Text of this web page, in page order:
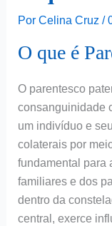
Por Celina Cruz /
O que é
O parentesco
consanguinidade
um indivíduo e
colaterais por
fundamental para
familiares e dos
dentro da
central, exerce